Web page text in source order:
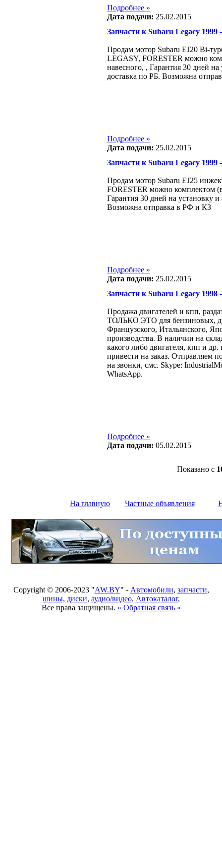
Подробнее »
Дата подачи: 25.02.2015
Запчасти к Subaru Legacy 1999
Продам мотор Subaru EJ20 Bi-
LEGASY, FORESTER можно
навесного, , Гарантия 30 дней
доставка по РБ. Возможна
Подробнее »
Дата подачи: 25.02.2015
Запчасти к Subaru Legacy 1999
Продам мотор Subaru EJ25
FORESTER можно комплектом
Гарантия 30 дней на установку
Возможна отправка в РФ и КЗ
Подробнее »
Дата подачи: 25.02.2015
Запчасти к Subaru Legacy 1998
Продажа двигателей и кпп,
ТОЛЬКО ЭТО для бензиновых,
Французcкого, Итальянского,
производства. В наличии на
какого либо двигателя, кпп и
привести на заказ. Отправляем
на звонки, смс. Skype:
WhatsApp.
Подробнее »
Дата подачи: 05.02.2015
Показано с
На главную Частные объявления
Copyright © 2006-2023 "AW.BY" - Автомобили, запчасти,
шины, диски, аудио/видео, Автокаталог,
Все права защищены. » Обратная связь «